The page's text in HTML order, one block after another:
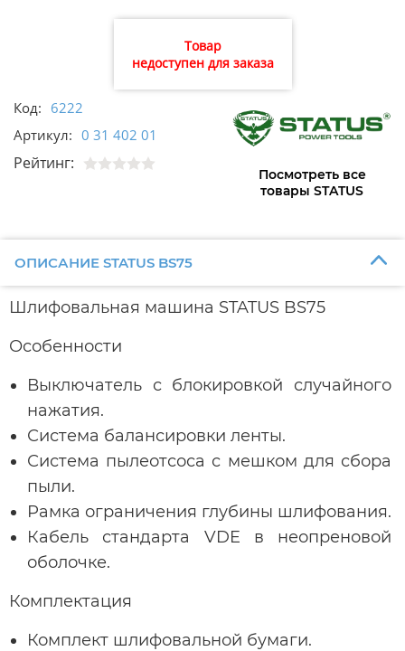
Товар
недоступен для заказа
Код: 6222
Артикул: 0 31 402 01
Рейтинг:
Посмотреть все
товары STATUS
ОПИСАНИЕ STATUS BS75
Шлифовальная машина STATUS BS75
Особенности
Выключатель с блокировкой случайного
нажатия.
Система балансировки ленты.
Система пылеотсоса с мешком для сбора
пыли.
Рамка ограничения глубины шлифования.
Кабель стандарта VDE в неопреновой
оболочке.
Комплектация
Комплект шлифовальной бумаги.